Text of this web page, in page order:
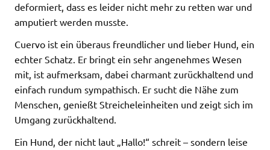
deformiert, dass es leider nicht mehr zu retten war und
amputiert werden musste.
Cuervo ist ein überaus freundlicher und lieber Hund, ein
echter Schatz. Er bringt ein sehr angenehmes Wesen
mit, ist aufmerksam, dabei charmant zurückhaltend und
einfach rundum sympathisch. Er sucht die Nähe zum
Menschen, genießt Streicheleinheiten und zeigt sich im
Umgang zurückhaltend.
Ein Hund, der nicht laut „Hallo!“ schreit – sondern leise